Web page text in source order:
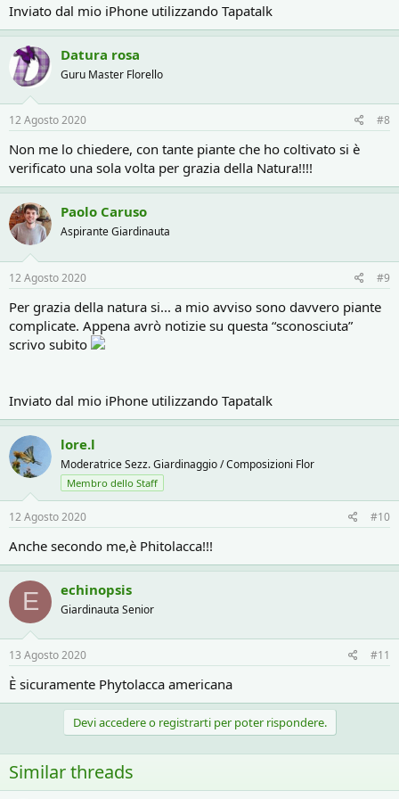
Inviato dal mio iPhone utilizzando Tapatalk
Datura rosa
Guru Master Florello
12 Agosto 2020 #8
Non me lo chiedere, con tante piante che ho coltivato si è
verificato una sola volta per grazia della Natura!!!!
Paolo Caruso
Aspirante Giardinauta
12 Agosto 2020 #9
Per grazia della natura si... a mio avviso sono davvero piante
complicate. Appena avrò notizie su questa “sconosciuta”
scrivo subito
Inviato dal mio iPhone utilizzando Tapatalk
lore.l
Moderatrice Sezz. Giardinaggio / Composizioni Flor
Membro dello Staff
12 Agosto 2020 #10
Anche secondo me,è Phitolacca!!!
E echinopsis
Giardinauta Senior
13 Agosto 2020 #11
È sicuramente Phytolacca americana
Devi accedere o registrarti per poter rispondere.
Similar threads